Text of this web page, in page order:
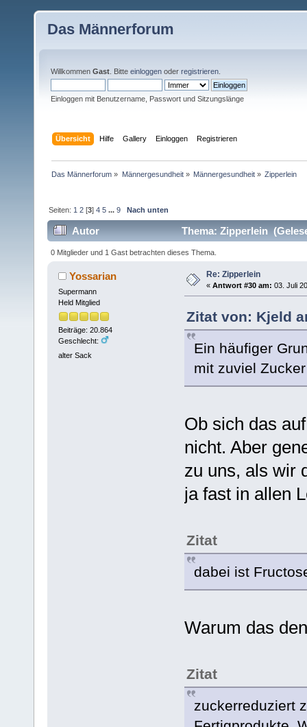
Das Männerforum
Willkommen Gast . Bitte einloggen oder registrieren
Einloggen mit Benutzername, Passwort und Sitzungslänge
Übersicht Hilfe Gallery Einloggen Registrieren
Das Männerforum » Männergesundheit» Männergesundheit» Zipperlein
Seiten: 1 2 [3]4 5 ...9 Nach unten
Autor Thema: Zipperlein
0 Mitglieder und 1 Gast betrachten dieses Thema.
Yossarian
Supermann
Held Mitglied
Beiträge: 20.864
Geschlecht:
alter Sack
Re: Zipperlein
« Antwort #30 am: 03. Juli
Zitat von: Kjeld
Ein häufiger
mit zuviel Zucker
Ob sich das
nicht. Aber
zu uns, als wir
ja fast in allen
Zitat
dabei ist
Warum das
Zitat
zuckerreduziert